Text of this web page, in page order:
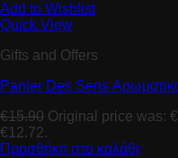
Add to Wishlist
Quick View
Gifts and Offers
Panier Des Sens
€15.90 Original price was:
€12.72.
Προσθήκη στο καλάθι